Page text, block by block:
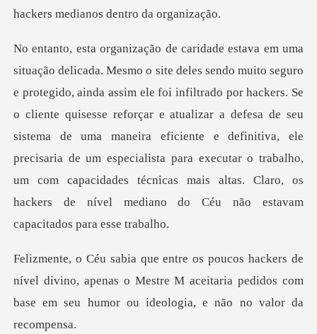
do por hackers. Se
o cliente quisesse reforçar e atualizar a defesa de seu
sistema de uma maneira eficiente e definitiva, ele
precisaria de um especialis
vel divino, apenas o Mestre M aceitaria pedidos com
base